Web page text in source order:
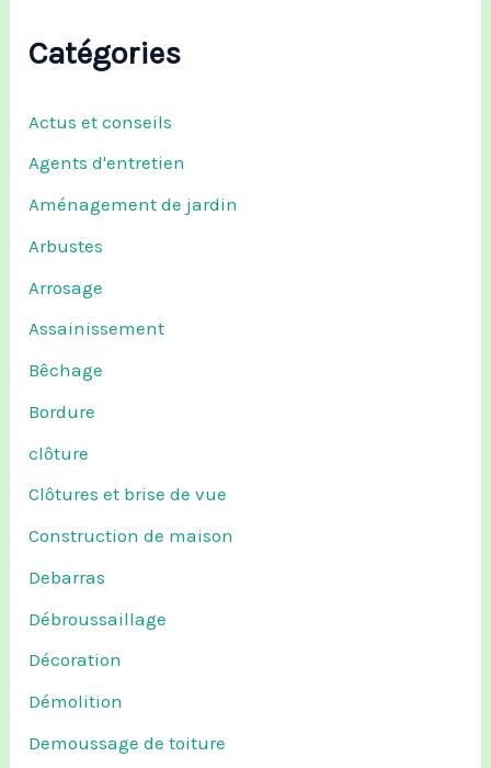
Catégories
Actus et conseils
Agents d'entretien
Aménagement de jardin
Arbustes
Arrosage
Assainissement
Bêchage
Bordure
clôture
Clôtures et brise de vue
Construction de maison
Debarras
Débroussaillage
Décoration
Démolition
Demoussage de toiture